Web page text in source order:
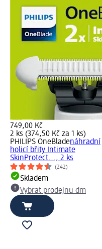
749,00 Kč
2 ks (374,50 Kč za 1 ks)
PHILIPS OneBladenáhradní
holicí břity Intimate
SkinProtect..., 2 ks
(242)
Skladem
Vybrat prodejnu dm